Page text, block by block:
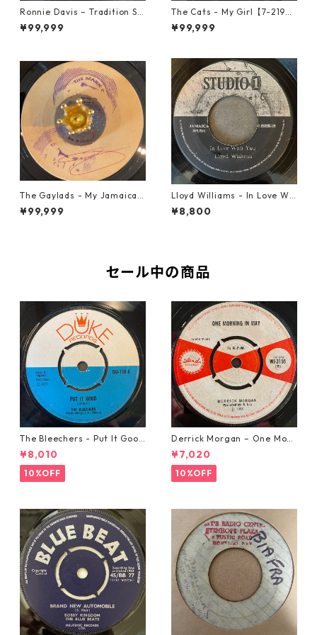
Ronnie Davis – Tradition So
ng【7-22003】
¥99,999
The Cats - My Girl【7-2190
6】
¥99,999
The Gaylads - My Jamaican
Girl【7-22009】
¥99,999
Lloyd Williams - In Love Wit
h You【7-21917】
¥8,800
セール中の商品
The Bleechers - Put It Good
【7-21637】
¥8,010
10%OFF
Derrick Morgan – One Morn
ing In May【7-21653】
¥7,020
10%OFF